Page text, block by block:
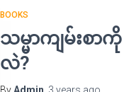
BOOKS
သမ္မာကျမ်းစ
လဲ?